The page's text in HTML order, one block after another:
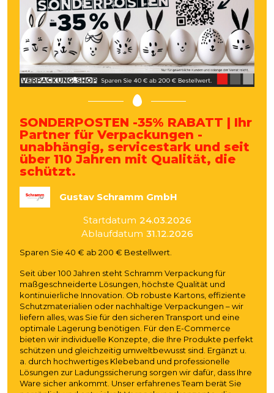
SONDERPOSTEN -35% RABATT | Ihr
Partner für Verpackungen -
unabhängig, servicestark und seit
über 110 Jahren mit Qualität, die
schützt.
Gustav Schramm GmbH
Startdatum 24.03.2026
Ablaufdatum 31.12.2026
Sparen Sie 40 € ab 200 € Bestellwert.
Seit über 100 Jahren steht Schramm Verpackung für
maßgeschneiderte Lösungen, höchste Qualität und
kontinuierliche Innovation. Ob robuste Kartons, effiziente
Schutzmaterialien oder nachhaltige Verpackungen – wir
liefern alles, was Sie für den sicheren Transport und eine
optimale Lagerung benötigen. Für den E-Commerce
bieten wir individuelle Konzepte, die Ihre Produkte perfekt
schützen und gleichzeitig umweltbewusst sind. Ergänzt u.
a. durch hochwertiges Klebeband und professionelle
Lösungen zur Ladungssicherung sorgen wir dafür, dass Ihre
Ware sicher ankommt. Unser erfahrenes Team berät Sie